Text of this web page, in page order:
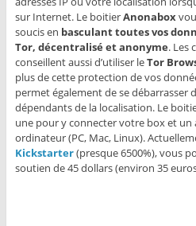
sur Internet. Le boitierAnonabox
soucis en basculant toutes vos
Tor, décentralisé et anonyme. Les
conseillent aussi d’utiliser leTor
plus de cette protection de vos
permet également de se débarrasser
dépendants de la localisation. Le
une pour y connecter votre box et un
ordinateur (PC, Mac, Linux).
Kickstarter(presque 6500%), vous
soutien de 45 dollars (environ 35